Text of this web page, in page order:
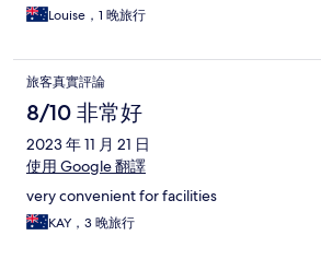
Louise，1 晚旅行
旅客真實評論
8/10 非常好
2023 年 11 月 21 日
使用 Google 翻譯
very convenient for facilities
KAY，3 晚旅行